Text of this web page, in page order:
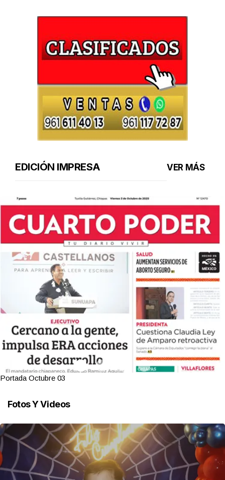
EDICIÓN IMPRESA VER MÁS
Portada Octubre 03
Fotos Y Videos